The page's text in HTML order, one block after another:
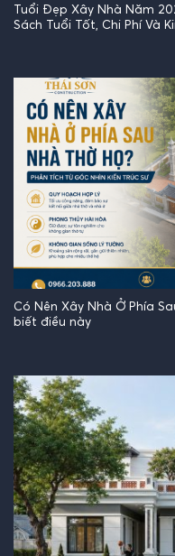
Tuổi Đẹp Xây Nhà Năm
Sách Tuổi Tốt, Chi Phí Và
Có Nên Xây Nhà Ở Phía
biết điều này